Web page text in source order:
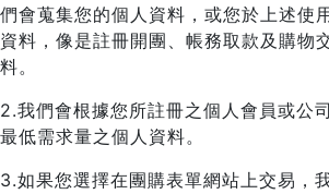
們會蒐集您的個人資料，或您於上述使
資料，像是註冊開團、帳務取款及購物
料。
2.我們會根據您所註冊之個人會員或公
最低需求量之個人資料。
3.如果您選擇在團購表單網站上交易，